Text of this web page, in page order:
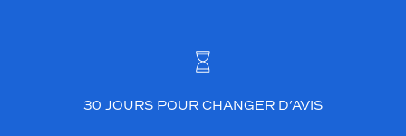
30 JOURS POUR CHANGER D’AVIS